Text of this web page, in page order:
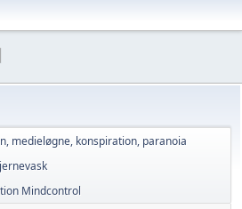
medieløgne, konspiration, paranoia
Mindcontrol